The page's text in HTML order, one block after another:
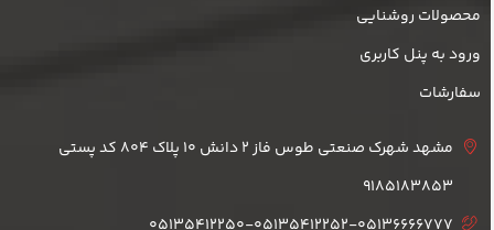
محصولات روشنایی
ورود به پنل کاربری
سفارشات
مشهد شهرک صنعتی طوس فاز 2 دانش 10 پلاک 804 کد پستی
9185183853